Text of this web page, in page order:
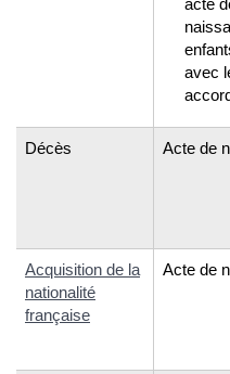
avec
Décès Acte de
Acquisition de la
nationalité
française
Acte de